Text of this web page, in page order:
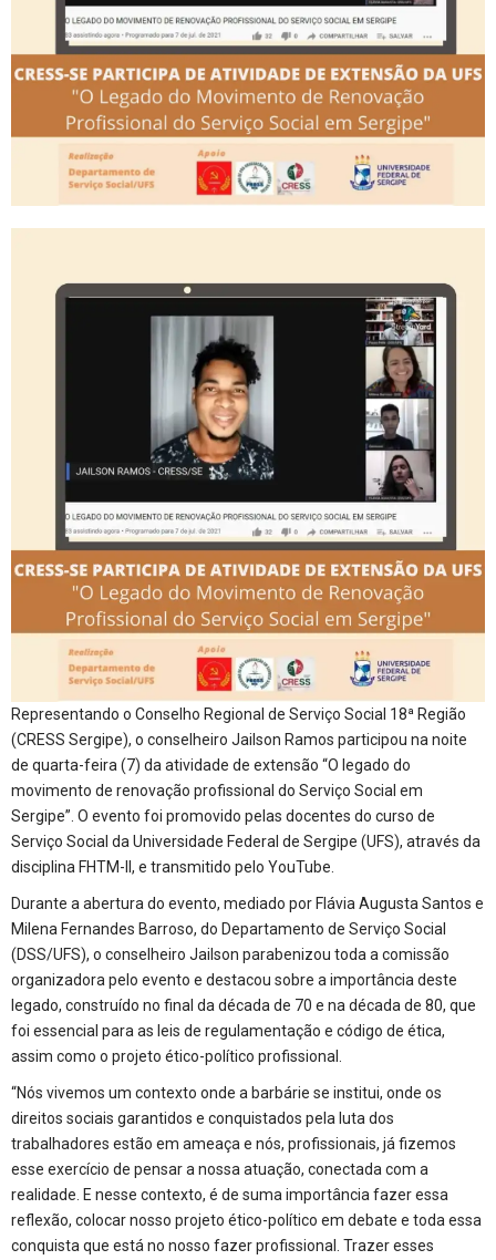
Representando o Conselho Regional de Serviço Social 18ª Região
(CRESS Sergipe), o conselheiro Jailson Ramos participou na noite
de quarta-feira (7) da atividade de extensão “O legado do
movimento de renovação profissional do Serviço Social em
Sergipe”. O evento foi promovido pelas docentes do curso de
Serviço Social da Universidade Federal de Sergipe (UFS), através da
disciplina FHTM-II, e transmitido pelo YouTube.
Durante a abertura do evento, mediado por Flávia Augusta Santos e
Milena Fernandes Barroso, do Departamento de Serviço Social
(DSS/UFS), o conselheiro Jailson parabenizou toda a comissão
organizadora pelo evento e destacou sobre a importância deste
legado, construído no final da década de 70 e na década de 80, que
foi essencial para as leis de regulamentação e código de ética,
assim como o projeto ético-político profissional.
“Nós vivemos um contexto onde a barbárie se institui, onde os
direitos sociais garantidos e conquistados pela luta dos
trabalhadores estão em ameaça e nós, profissionais, já fizemos
esse exercício de pensar a nossa atuação, conectada com a
realidade. E nesse contexto, é de suma importância fazer essa
reflexão, colocar nosso projeto ético-político em debate e toda essa
conquista que está no nosso fazer profissional. Trazer esses